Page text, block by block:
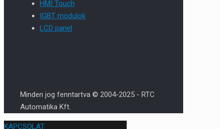
HMI Touch
IGBT modulok
LCD panel
Minden jog fenntartva © 2004-2025 - RTC
Automatika Kft.
KAPCSOLAT